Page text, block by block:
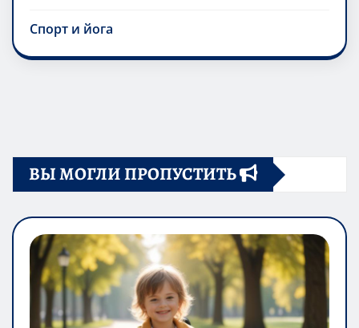
Спорт и йога
ВЫ МОГЛИ ПРОПУСТИТЬ